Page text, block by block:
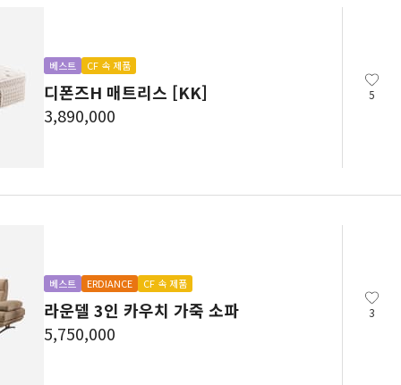
베스트 CF 속 제품
디폰즈H 매트리스 [KK]
3,890,000
5
베스트 ERDIANCE CF 속 제품
라운델 3인 카우치 가죽 소파
5,750,000
3